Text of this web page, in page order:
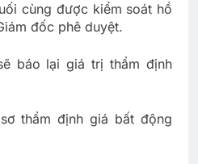
cùng được kiểm soát hồ
đốc phê duyệt.
báo lại giá trị thẩm định
thẩm định giá bất động